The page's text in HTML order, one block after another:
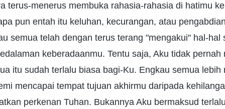
terus-menerus membuka rahasia-rahasia di hatimu
pun entah itu keluhan, kecurangan, atau
semua telah dengan terus terang "mengakui" hal-hal
keberadaanmu. Tentu saja, Aku tidak pernah
itu sudah terlalu biasa bagi-Ku. Engkau semua lebih
mencapai tempat tujuan akhirmu daripada
perkenan Tuhan. Bukannya Aku bermaksud